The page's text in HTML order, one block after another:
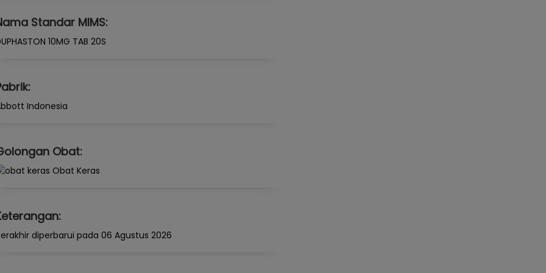
Standar MIMS:
10MG TAB 20S
Indonesia
Obat:
Obat Keras
diperbarui pada 06 Agustus 2026